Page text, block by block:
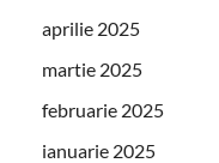
aprilie 2025
martie 2025
februarie 2025
ianuarie 2025